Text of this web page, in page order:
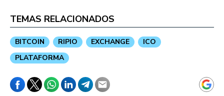
TEMAS RELACIONADOS
BITCOIN RIPIO EXCHANGE
ICO
PLATAFORMA